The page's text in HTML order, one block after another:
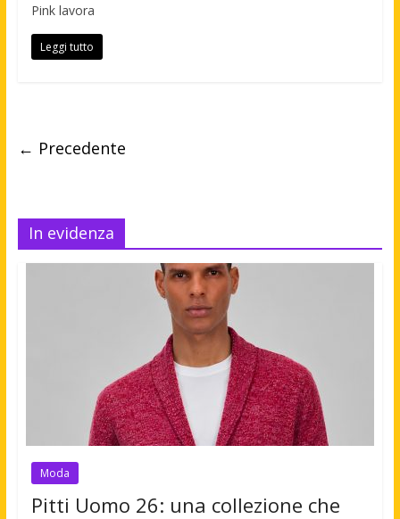
Pink lavora
Leggi tutto
← Precedente
In evidenza
Moda
Pitti Uomo 26: una collezione che